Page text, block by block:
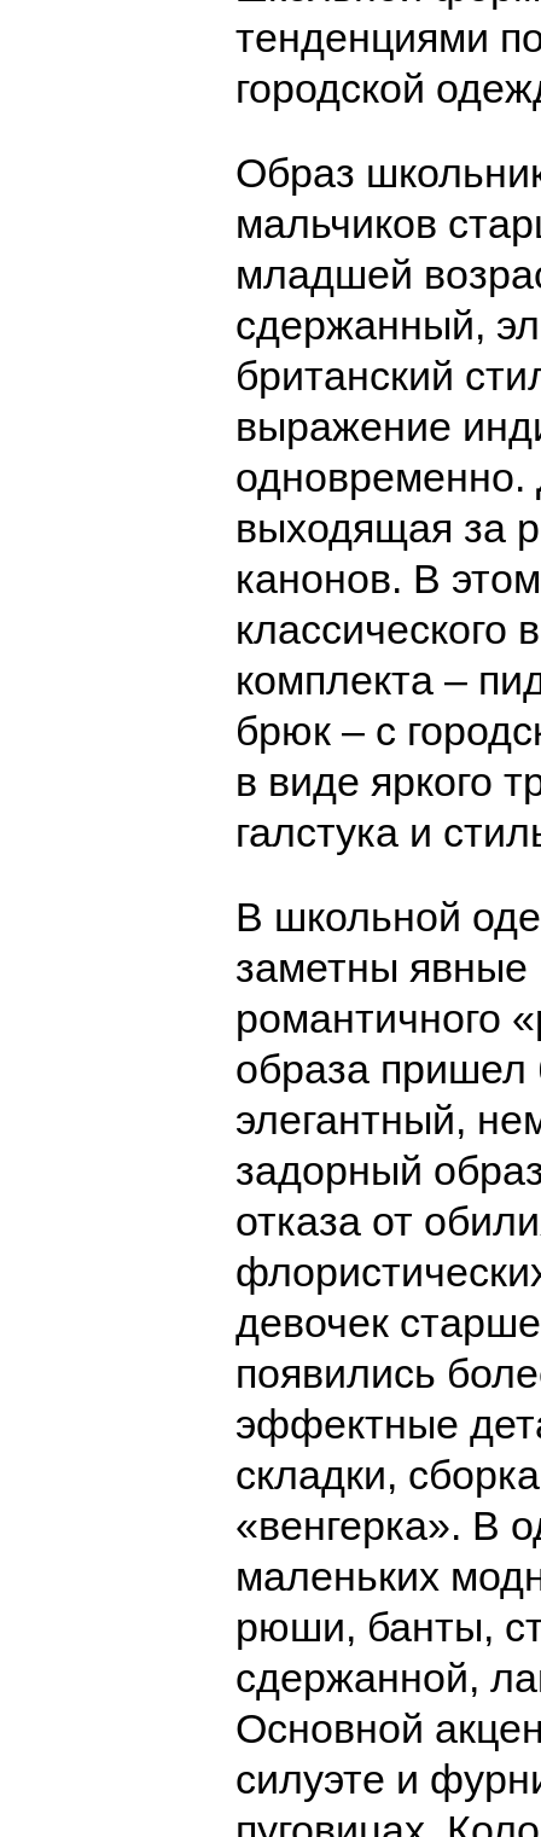
тенденциями
городской
Образ
мальчиков
младшей
сдержанный,
британский
выражение
одновременно.
выходящая за
канонов. В
классического
комплекта –
брюк – с
в виде яркого
галстука и
В школьной
заметны
романтичного
образа пришел
элегантный,
задорный
отказа от
девочек
появились
эффектные
складки,
«венгерка». В
маленьких
рюши, банты,
сдержанной,
Основной
силуэте и